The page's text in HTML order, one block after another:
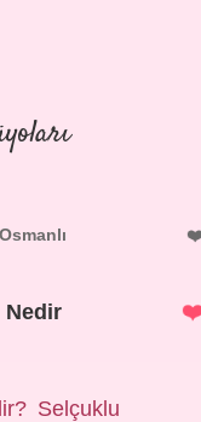
Nedir
Selçuklu